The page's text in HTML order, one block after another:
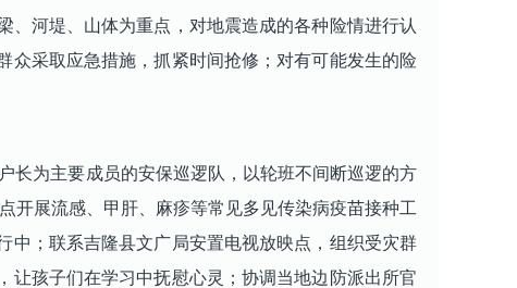
河堤、山体为重点，对地震造成的各种险情进行认
众采取应急措施，抓紧时间抢修；对有可能发生的险
长为主要成员的安保巡逻队，以轮班不间断巡逻的方
开展流感、甲肝、麻疹等常见多见传染病疫苗接种工
中；联系吉隆县文广局安置电视放映点，组织受灾群
让孩子们在学习中抚慰心灵；协调当地边防派出所官